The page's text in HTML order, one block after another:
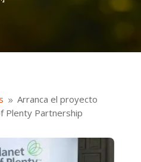
9 Arranca el proyecto
Plenty Partnership